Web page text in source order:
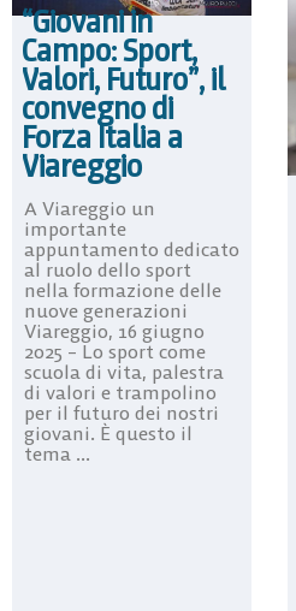
“Giovani in
Campo: Sport,
Valori, Futuro”, il
convegno di
Forza Italia a
Viareggio
A Viareggio un
importante
appuntamento dedicato
al ruolo dello sport
nella formazione delle
nuove generazioni
Viareggio, 16 giugno
2025 – Lo sport come
scuola di vita, palestra
di valori e trampolino
per il futuro dei nostri
giovani. È questo il
tema ...